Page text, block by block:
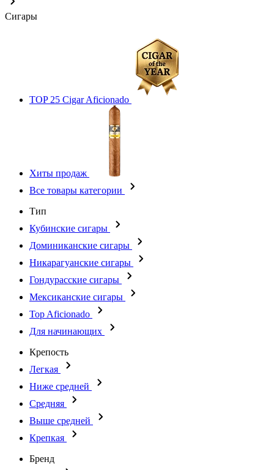
Сигары
TOP 25 Cigar Aficionado
Хиты продаж
Все товары категории
Тип
Кубинские сигары
Доминиканские сигары
Никарагуанские сигары
Гондурасские сигары
Мексиканские сигары
Top Aficionado
Для начинающих
Крепость
Легкая
Ниже средней
Средняя
Выше средней
Крепкая
Бренд